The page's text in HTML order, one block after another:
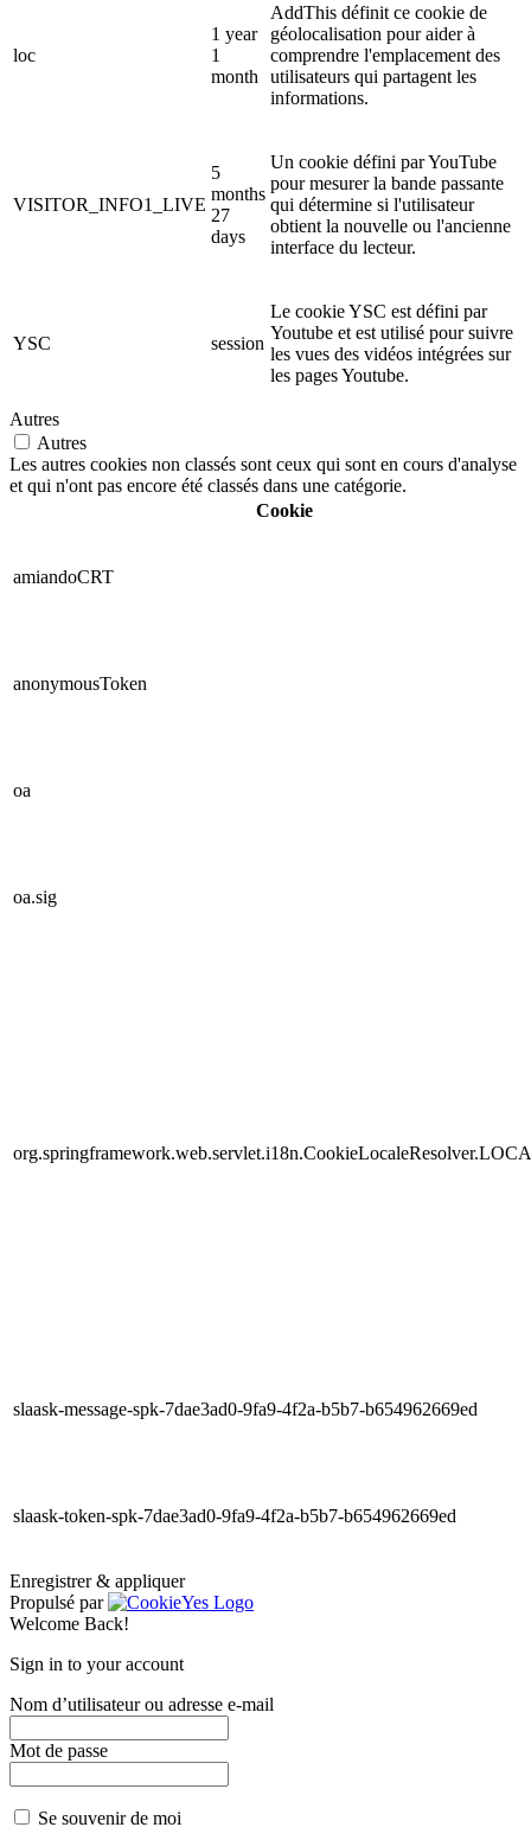
loc
1 year
1
month
AddThis définit ce cookie de
géolocalisation pour aider à
comprendre l'emplacement des
utilisateurs qui partagent les
informations.
VISITOR_INFO1_LIVE
5
months
27
days
Un cookie défini par YouTube
pour mesurer la bande passante
qui détermine si l'utilisateur
obtient la nouvelle ou l'ancienne
interface du lecteur.
YSC session
Le cookie YSC est défini par
Youtube et est utilisé pour suivre
les vues des vidéos intégrées sur
les pages Youtube.
Autres
Autres
Les autres cookies non classés sont ceux qui sont en cours d'analyse
et qui n'ont pas encore été classés dans une catégorie.
Cookie
amiandoCRT
anonymousToken
oa
oa.sig
slaask-message-spk-7dae3ad0-9fa9-4f2a-b5b7-b654962669ed
slaask-token-spk-7dae3ad0-9fa9-4f2a-b5b7-b654962669ed
Enregistrer & appliquer
Propulsé par
Welcome Back!
Sign in to your account
Nom d’utilisateur ou adresse e-mail
Mot de passe
Se souvenir de moi